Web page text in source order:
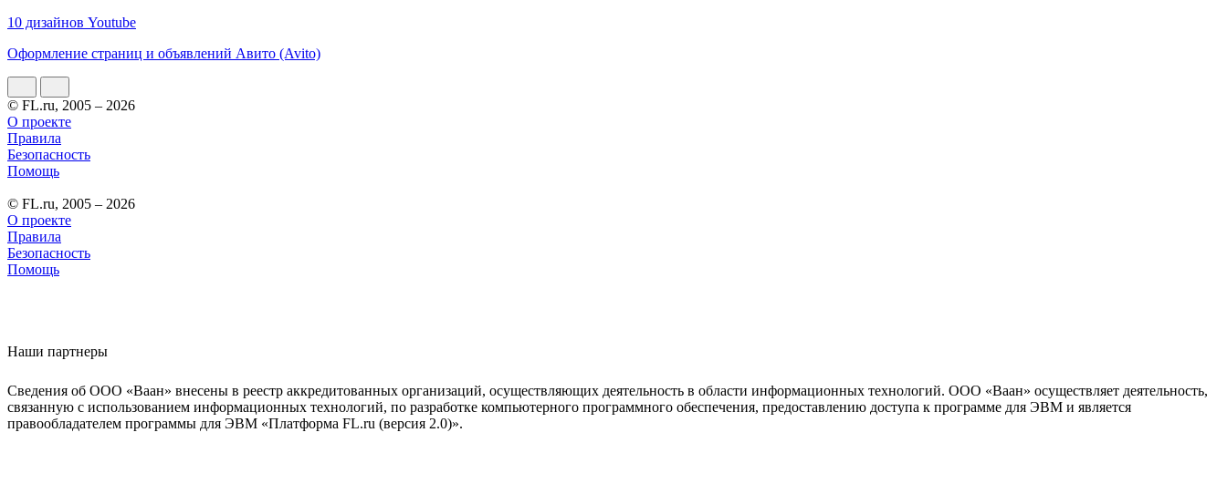
10 дизайнов Youtube
Оформление страниц и объявлений Авито (Avito)
© FL.ru, 2005 – 2026
О проекте
Правила
Безопасность
Помощь
© FL.ru, 2005 – 2026
О проекте
Правила
Безопасность
Помощь
Наши партнеры
Сведения об ООО «Ваан» внесены в реестр аккредитованных организаций, осуществляющих деятельность в области информационных технологий. ООО «Ваан» осуществляет деятельность,
связанную с использованием информационных технологий, по разработке компьютерного программного обеспечения, предоставлению доступа к программе для ЭВМ и является
правообладателем программы для ЭВМ «Платформа FL.ru (версия 2.0)».